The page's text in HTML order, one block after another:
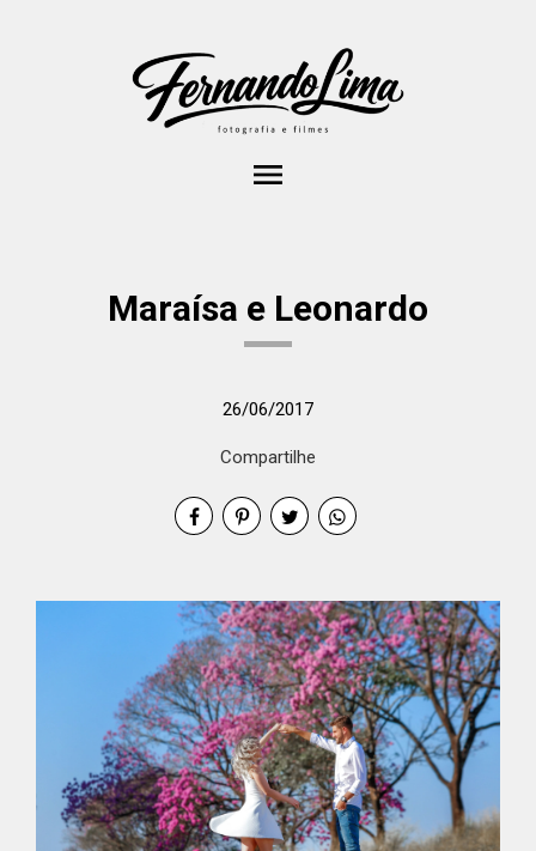
menu
Maraísa e Leonardo
26/06/2017
Compartilhe